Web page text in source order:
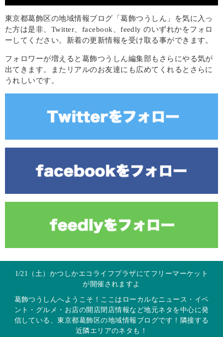
東京都葛飾区の地域情報ブログ「葛飾つうしん」を気に入っ
た方は是非、Twitter、facebook、feedly のいずれかをフォロ
ーしてください。新着の更新情報を受け取る事ができます。
フォロワーが増えると葛飾つうしん編集部もさらにやる気が
出てきます。またリアルのお友達にも広めてくれるとさらに
うれしいです。
1/21（土）かつしかエコライフプラザにてフリーマーケット
が開催されますよ
葛飾つうしんへようこそ！ここはローカルなニュース・イベ
ント・グルメ・お店の開店閉店情報など地元ネタを中心に発
信している、東京都葛飾区の地域情報ブログです！隣接する
近隣エリアのネタも！